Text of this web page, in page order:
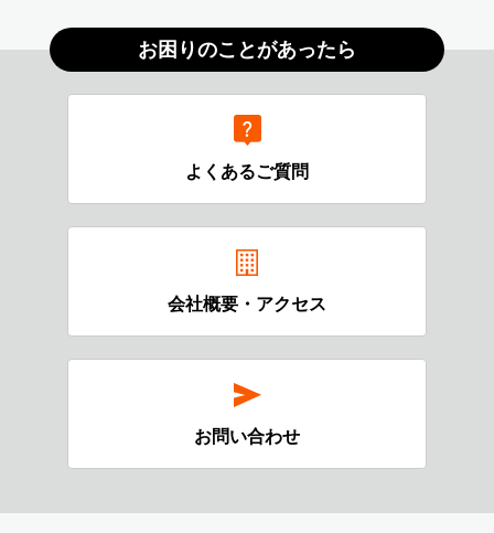
お困りのことがあったら
よくあるご質問
会社概要・アクセス
お問い合わせ